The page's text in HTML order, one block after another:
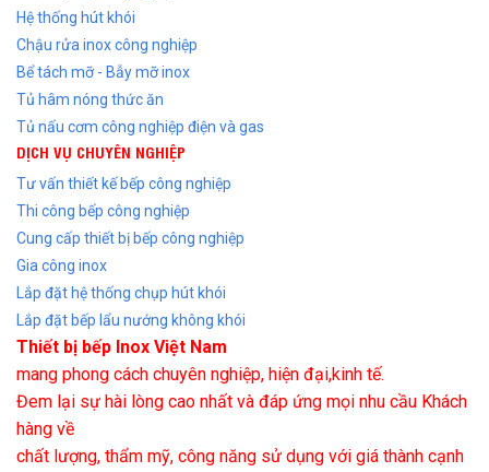
Hệ thống hút khói
Chậu rửa inox công nghiệp
Bể tách mỡ - Bẫy mỡ inox
Tủ hâm nóng thức ăn
Tủ nấu cơm công nghiệp điện và gas
DỊCH VỤ CHUYÊN NGHIỆP
Tư vấn thiết kế bếp công nghiệp
Thi công bếp công nghiệp
Cung cấp thiết bị bếp công nghiệp
Gia công inox
Lắp đặt hệ thống chụp hút khói
Lắp đặt bếp lẩu nướng không khói
Thiết bị bếp Inox Việt Nam
mang phong cách chuyên nghiệp, hiện đại,kinh tế.
Đem lại sự hài lòng cao nhất và đáp ứng mọi nhu cầu Khách
hàng về
chất lượng, thẩm mỹ, công năng sử dụng với giá thành cạnh